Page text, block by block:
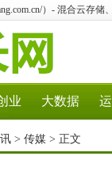
）- 混合云存
业 大数据
> 传媒 > 正文